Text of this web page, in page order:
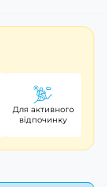
Для активного
відпочинку